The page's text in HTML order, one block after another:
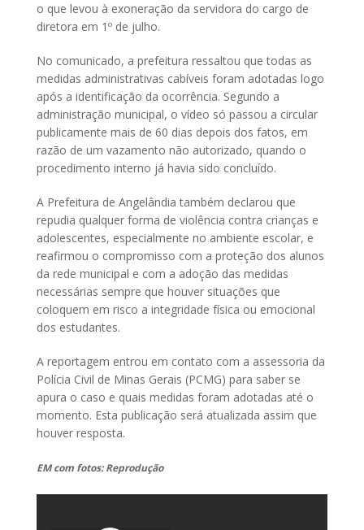
o que levou à exoneração da servidora do cargo de
diretora em 1º de julho.
No comunicado, a prefeitura ressaltou que todas as
medidas administrativas cabíveis foram adotadas logo
após a identificação da ocorrência. Segundo a
administração municipal, o vídeo só passou a circular
publicamente mais de 60 dias depois dos fatos, em
razão de um vazamento não autorizado, quando o
procedimento interno já havia sido concluído.
A Prefeitura de Angelândia também declarou que
repudia qualquer forma de violência contra crianças e
adolescentes, especialmente no ambiente escolar, e
reafirmou o compromisso com a proteção dos alunos
da rede municipal e com a adoção das medidas
necessárias sempre que houver situações que
coloquem em risco a integridade física ou emocional
dos estudantes.
A reportagem entrou em contato com a assessoria da
Polícia Civil de Minas Gerais (PCMG) para saber se
apura o caso e quais medidas foram adotadas até o
momento. Esta publicação será atualizada assim que
houver resposta.
EM com fotos: Reprodução